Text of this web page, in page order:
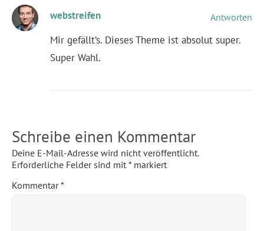
webstreifen Antworten
Mir gefällt’s. Dieses Theme ist absolut super.
Super Wahl.
Schreibe einen Kommentar
Deine E-Mail-Adresse wird nicht veröffentlicht.
Erforderliche Felder sind mit * markiert
Kommentar*